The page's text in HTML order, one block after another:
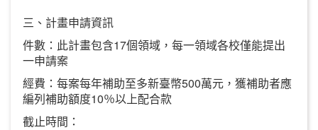
三、計畫申請資訊
件數：此計畫包含17個領域，每一領域各校僅能提出
一申請案
經費：每案每年補助至多新臺幣500萬元，獲補助者應
編列補助額度10％以上配合款
截止時間：